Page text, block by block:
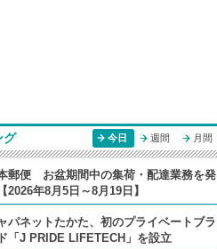
グ 今日 週間 月間
郵便 お盆期間中の集荷・配達業務を発
2026年8月5日～8月19日】
パネットたかた、初のプライベートブラ
「J PRIDE LIFETECH」を設立